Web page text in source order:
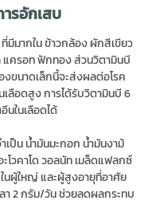
รอักเสบ
ที่มีมากใน ข้าวกล้อง ผักสีเขียว
แครอท ฟักทอง ส่วนวิตามินบี
งขนาดเล็กนี้จะส่งผลต่อโรค
เลือดสูง การได้รับวิตามินบี 6
นในเลือดได้
เป็น น้ำมันมะกอก น้ำมันงาม้
โวคาโด วอลนัท เมล็ดแฟลกซ์
ผู้ใหญ่ และผู้สูงอายุที่อาศัย
า 2 กรัม/วัน ช่วยลดผลกระทบ